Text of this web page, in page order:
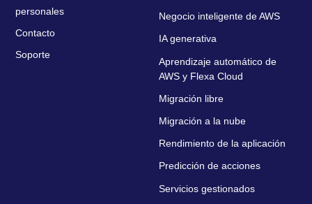
personales
Contacto
Soporte
Negocio inteligente de AWS
IA generativa
Aprendizaje automático de
AWS y Flexa Cloud
Migración libre
Migración a la nube
Rendimiento de la aplicación
Predicción de acciones
Servicios gestionados